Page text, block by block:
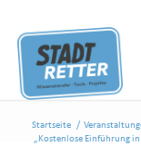
Startseite /
„Kostenlose Einführung